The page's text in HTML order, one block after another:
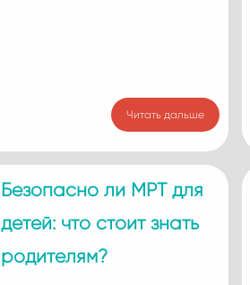
Читать дальше
Безопасно ли МРТ для
детей: что стоит знать
родителям?